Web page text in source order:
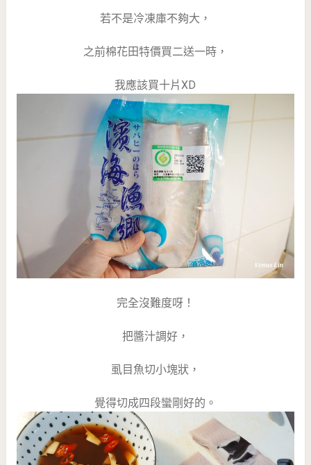
若不是冷凍庫不夠大，
之前棉花田特價買二送一時，
我應該買十片XD
完全沒難度呀！
把醬汁調好，
虱目魚切小塊狀，
覺得切成四段蠻剛好的。